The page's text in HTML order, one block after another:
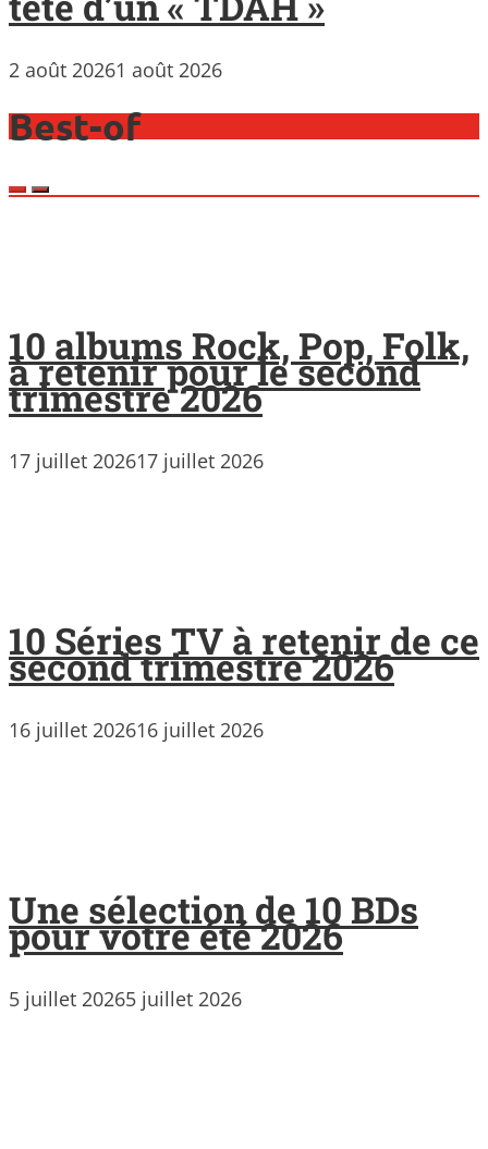
2 août 20261 août 2026
Best-of
10 albums Rock, Pop, Folk,
à retenir pour le second
trimestre 2026
17 juillet 202617 juillet 2026
10 Séries TV à retenir de ce
second trimestre 2026
16 juillet 202616 juillet 2026
Une sélection de 10 BDs
pour votre été 2026
5 juillet 20265 juillet 2026